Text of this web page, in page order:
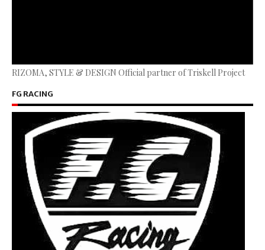
RIZOMA, STYLE & DESIGN Official partner of Triskell Project
FG RACING